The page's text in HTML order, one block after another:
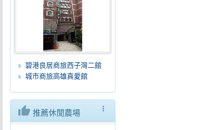
碧港良居商旅西子灣二館
城市商旅高雄真愛館
more_vert
thumb_up 推薦休閒農場